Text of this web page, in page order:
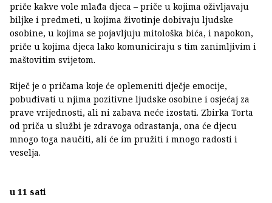
priče kakve vole mlađa djeca – priče u kojima oživljavaju
biljke i predmeti, u kojima životinje dobivaju ljudske
osobine, u kojima se pojavljuju mitološka bića, i napokon,
priče u kojima djeca lako komuniciraju s tim zanimljivim i
maštovitim svijetom.
Riječ je o pričama koje će oplemeniti dječje emocije,
pobuđivati u njima pozitivne ljudske osobine i osjećaj za
prave vrijednosti, ali ni zabava neće izostati. Zbirka Torta
od priča u službi je zdravoga odrastanja, ona će djecu
mnogo toga naučiti, ali će im pružiti i mnogo radosti i
veselja.
u 11 sati